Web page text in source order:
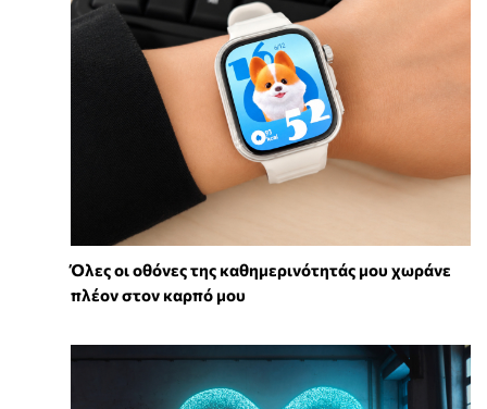
Όλες οι οθόνες της καθημερινότητάς μου χωράνε
πλέον στον καρπό μου